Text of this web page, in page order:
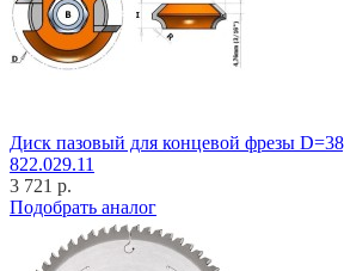
Диск пазовый для концевой фрезы
822.029.11
3 721 р.
Подобрать аналог